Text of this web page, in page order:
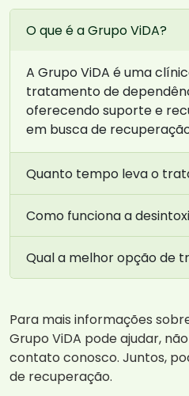
O que é a Grupo ViDA?
A Grupo ViDA é uma
tratamento de
oferecendo suporte e
em busca de
Quanto tempo leva o
Como funciona a
Qual a melhor opção de
Para mais informações
Grupo ViDA pode ajudar,
contato conosco. Juntos,
de recuperação.